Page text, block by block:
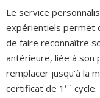
Le service
expérientiels permet
de faire reconnaître
antérieure, liée à son
remplacer jusqu’à la
certificat de 1 er cycle.